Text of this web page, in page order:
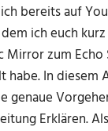
bereits auf
ich euch kurz
Mirror zum
In diesem
genaue
Erklären.